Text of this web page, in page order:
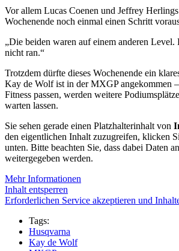
Vor allem Lucas Coenen und Jeffrey Herlings
Wochenende noch einmal einen Schritt
„Die beiden waren auf einem anderen Level.
nicht ran.“
Trotzdem dürfte dieses Wochenende ein
Kay de Wolf ist in der MXGP angekommen
Fitness passen, werden weitere
warten lassen.
Sie sehen gerade einen Platzhalterinhalt von
den eigentlichen Inhalt zuzugreifen, klicken
unten. Bitte beachten Sie, dass dabei Daten
weitergegeben werden.
Mehr Informationen
Inhalt entsperren
Erforderlichen Service akzeptieren und
Tags:
Husqvarna
Kay de Wolf